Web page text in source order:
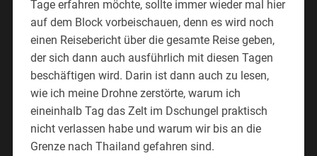
Tage erfahren möchte, sollte immer wieder mal hier
auf dem Block vorbeischauen, denn es wird noch
einen Reisebericht über die gesamte Reise geben,
der sich dann auch ausführlich mit diesen Tagen
beschäftigen wird. Darin ist dann auch zu lesen,
wie ich meine Drohne zerstörte, warum ich
eineinhalb Tag das Zelt im Dschungel praktisch
nicht verlassen habe und warum wir bis an die
Grenze nach Thailand gefahren sind.